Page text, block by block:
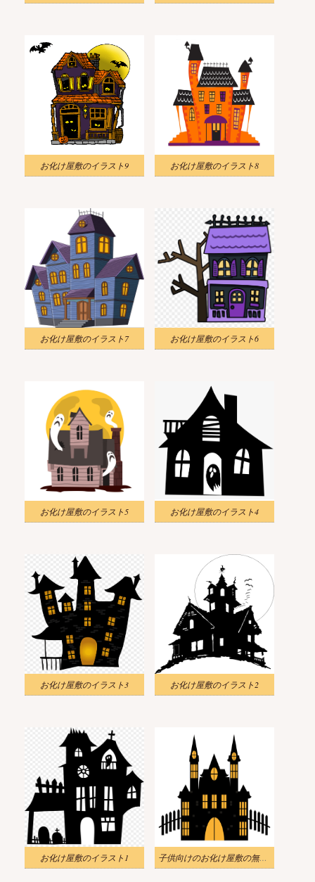
お化け屋敷のイラスト9 お化け屋敷のイラスト8
お化け屋敷のイラスト7 お化け屋敷のイラスト6
お化け屋敷のイラスト5 お化け屋敷のイラスト4
お化け屋敷のイラスト3 お化け屋敷のイラスト2
お化け屋敷のイラスト1 子供向けのお化け屋敷の無料イラスト